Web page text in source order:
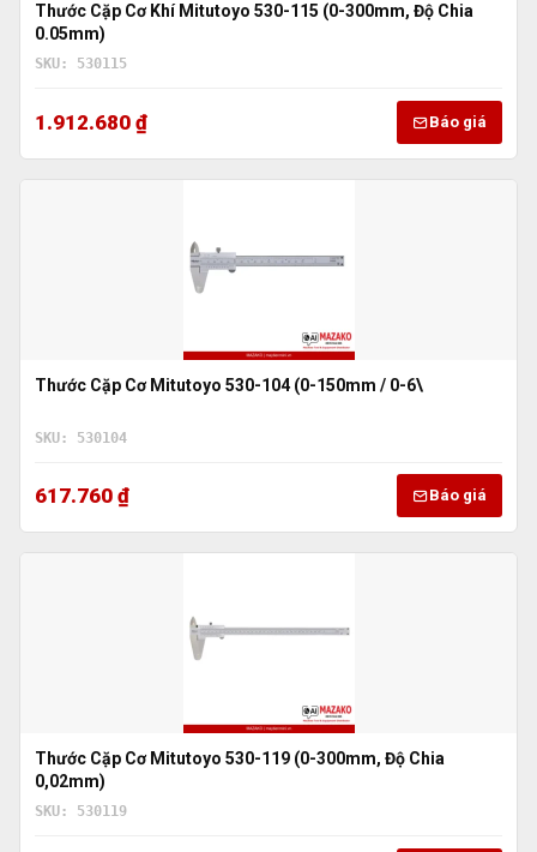
Thước Cặp Cơ Khí Mitutoyo 530-115 (0-300mm, Độ Chia
0.05mm)
SKU: 530115
1.912.680 ₫ Báo giá
Thước Cặp Cơ Mitutoyo 530-104 (0-150mm / 0-6\
SKU: 530104
617.760 ₫ Báo giá
Thước Cặp Cơ Mitutoyo 530-119 (0-300mm, Độ Chia
0,02mm)
SKU: 530119